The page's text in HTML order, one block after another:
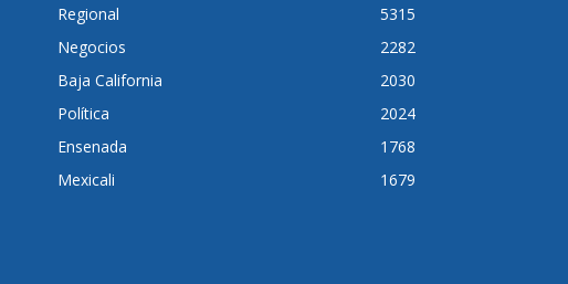
Regional
5315
Negocios
2282
Baja California
2030
Política
2024
Ensenada
1768
Mexicali
1679